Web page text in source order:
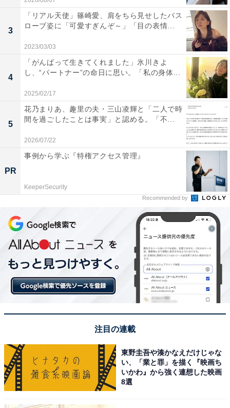
3
「リアル天使」篠崎愛、肩をちら見せしたバス
ローブ姿に「可愛すぎんぞ～」「目の表情...
2023/03/03
4
「がんばって生きてくれました」氷川きよ
し、“パートナー”の命日に思い。「私の身体...
2025/02/17
5
花乃まりあ、趣里の夫・三山凌輝と「二人で時
間を過ごしたことは事実」と認める。「不...
2026/07/22
PR
事例から学ぶ『特権アクセス管理』
KeeperSecurity
Recommended by
注目の連載
東野圭吾や湊かなえだけじゃな
い、「業と罪」を描く『映画ち
いかわ』から強く連想した映画
8選